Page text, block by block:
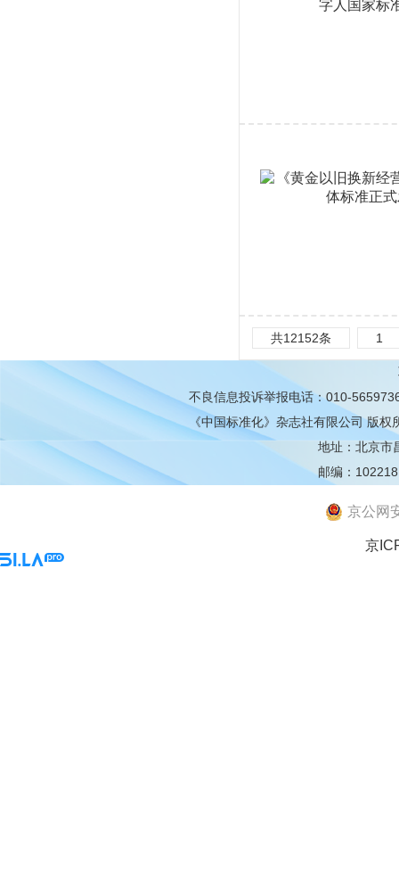
共12152条 1
不良信息投诉举报电话：010-
《中国标准化》杂志社有限公司版权
地址：北京市
邮编：102218
京公网
京